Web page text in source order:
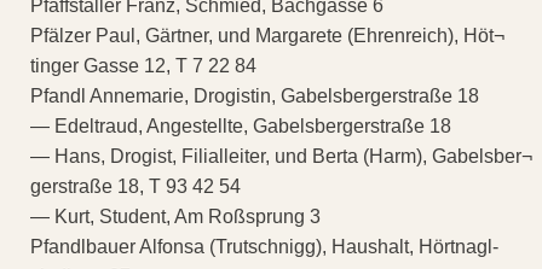
Pfaffstaller Franz, Schmied, Bachgasse 6
Pfälzer Paul, Gärtner, und Margarete (Ehrenreich), Höt¬
tinger Gasse 12, T 7 22 84
Pfandl Annemarie, Drogistin, Gabelsbergerstraße 18
— Edeltraud, Angestellte, Gabelsbergerstraße 18
— Hans, Drogist, Filialleiter, und Berta (Harm), Gabelsber¬
gerstraße 18, T 93 42 54
— Kurt, Student, Am Roßsprung 3
Pfandlbauer Alfonsa (Trutschnigg), Haushalt, Hörtnagl-